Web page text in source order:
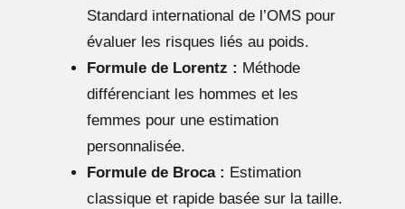
Standard international de l’OMS pour
évaluer les risques liés au poids.
Formule de Lorentz : Méthode
différenciant les hommes et les
femmes pour une estimation
personnalisée.
Formule de Broca : Estimation
classique et rapide basée sur la taille.